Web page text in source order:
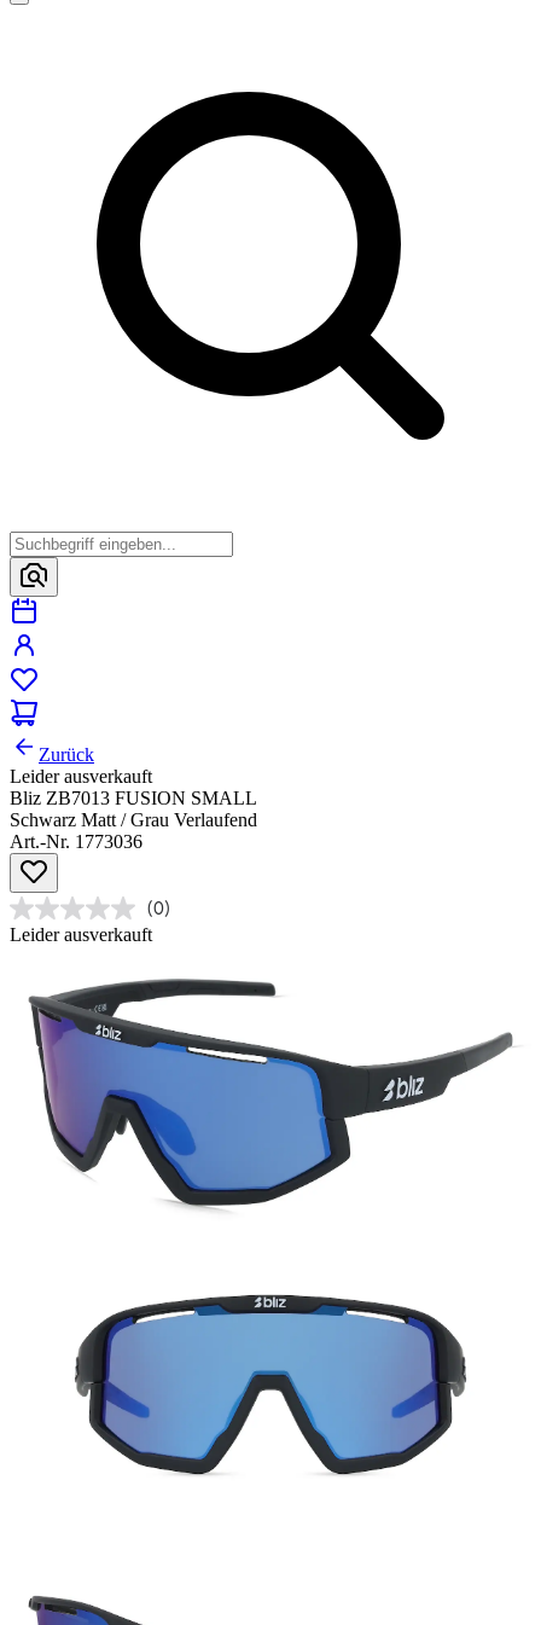
Zurück
Leider ausverkauft
Bliz ZB7013 FUSION SMALL
Schwarz Matt / Grau Verlaufend
Art.-Nr. 1773036
(0)
Leider ausverkauft